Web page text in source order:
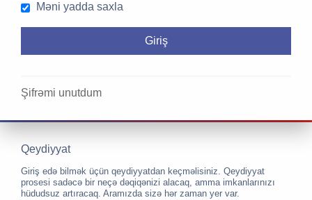
Məni yadda saxla
Şifrəmi unutdum
Qeydiyyat
Giriş edə bilmək üçün qeydiyyatdan keçməlisiniz. Qeydiyyat
prosesi sadəcə bir neçə dəqiqənizi alacaq, amma imkanlarınızı
hüdudsuz artıracaq. Aramızda sizə hər zaman yer var.